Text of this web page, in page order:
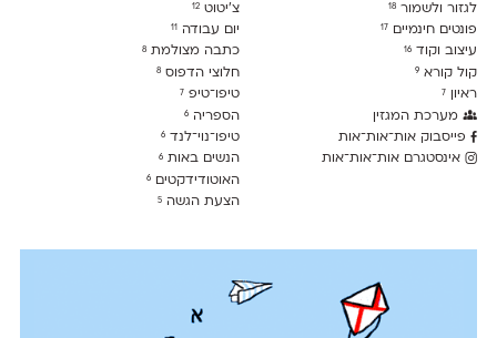
לגזור ולשמור 18
פונטים חינמיים 17
עיצוב וקוד 16
קול קורא 9
ראיון 7
מערכת המגזין
פייסבוק אות־אות־אות
אינסטגרם אות־אות־אות
צ׳יטוט12
יום עבודה11
כתבה מצולמת8
חלוצי הדפוס8
טיפו־טיפ7
הספריה6
טיפו־נוי־לנד6
הנשים באות6
האוטודידקטים6
הצעת הגשה5